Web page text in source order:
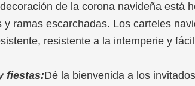
de la corona navideña está
ramas escarchadas. Los carteles
resistente a la intemperie y
fiestas:Dé la bienvenida a los